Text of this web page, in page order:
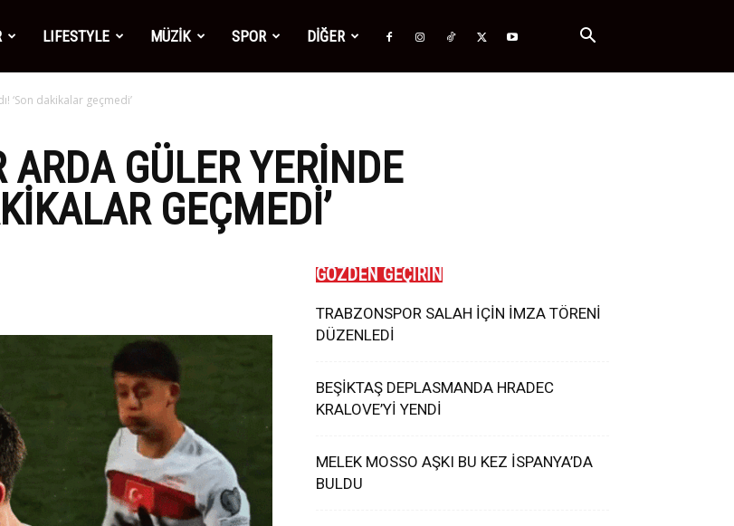
LIFESTYLE MÜZİK SPOR DİĞER
‘Son dakikalar geçmedi’
GÜLER YERINDE
GEÇMEDI’
GÖZDEN GEÇİRİN
TRABZONSPOR SALAH İÇİN İMZA TÖRENİ
DÜZENLEDİ
BEŞİKTAŞ DEPLASMANDA HRADEC
KRALOVE’Yİ YENDİ
MELEK MOSSO AŞKI BU KEZ İSPANYA’DA
BULDU